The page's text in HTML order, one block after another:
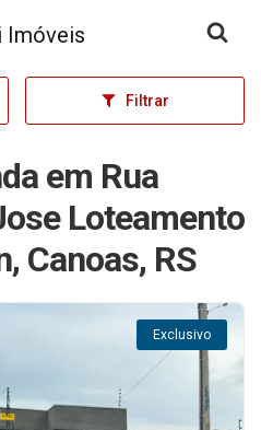
inicial
Filtrar
em Rua
Loteamento
Canoas, RS
Exclusivo